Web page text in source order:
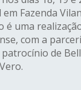
Fazenda
é uma
com a
de